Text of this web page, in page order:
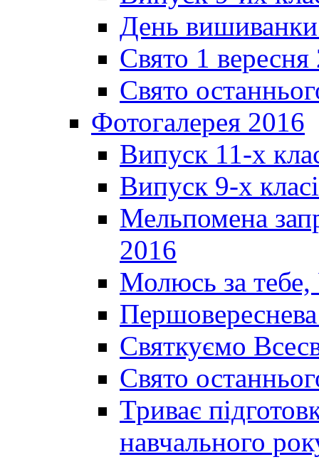
День
Свято 1 вересня
Свято
Фотогалерея 2016
Випуск 11-х
Випуск 9-х
Мельпомена
2016
Молюсь за тебе,
Святкуємо
Свято
Триває
навчального